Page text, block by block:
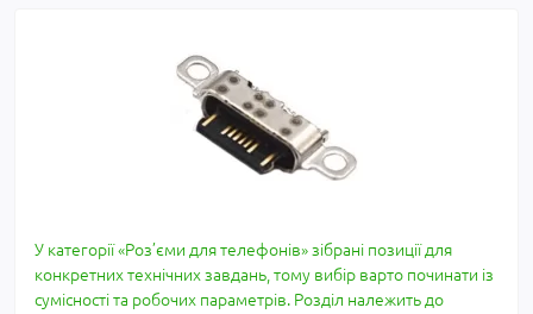
У категорії «Роз’єми для телефонів» зібрані позиції для
конкретних технічних завдань, тому вибір варто починати із
сумісності та робочих параметрів. Розділ належить до